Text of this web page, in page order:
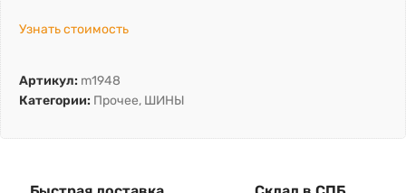
Узнать стоимость
Артикул: m1948
Категории: Прочее, ШИНЫ